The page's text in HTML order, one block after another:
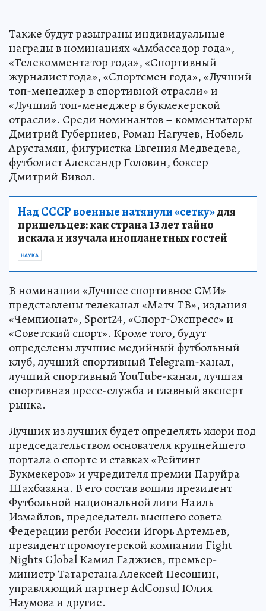
Также будут разыграны индивидуальные
награды в номинациях «Амбассадор года»,
«Телекомментатор года», «Спортивный
журналист года», «Спортсмен года», «Лучший
топ-менеджер в спортивной отрасли» и
«Лучший топ-менеджер в букмекерской
отрасли». Среди номинантов – комментаторы
Дмитрий Губерниев, Роман Нагучев, Нобель
Арустамян, фигуристка Евгения Медведева,
футболист Александр Головин, боксер
Дмитрий Бивол.
Над СССР военные натянули «сетку»для
пришельцев: как страна 13 лет тайно
искала и изучала инопланетных гостей
НАУКА
В номинации «Лучшее спортивное СМИ»
представлены телеканал «Матч ТВ», издания
«Чемпионат», Sport24, «Спорт-Экспресс» и
«Советский спорт». Кроме того, будут
определены лучшие медийный футбольный
клуб, лучший спортивный Telegram-канал,
лучший спортивный YouTube-канал, лучшая
спортивная пресс-служба и главный эксперт
рынка.
Лучших из лучших будет определять жюри под
председательством основателя крупнейшего
портала о спорте и ставках «Рейтинг
Букмекеров» и учредителя премии Паруйра
Шахбазяна. В его состав вошли президент
Футбольной национальной лиги Наиль
Измайлов, председатель высшего совета
Федерации регби России Игорь Артемьев,
президент промоутерской компании Fight
Nights Global Камил Гаджиев, премьер-
министр Татарстана Алексей Песошин,
управляющий партнер AdConsul Юлия
Наумова и другие.